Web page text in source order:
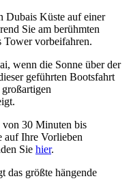
Dubais Küste auf einer
Sie am berühmten
Tower vorbeifahren.
wenn die Sonne über der
geführten Bootsfahrt
von 30 Minuten bis
auf Ihre Vorlieben
Sie hier.
das größte hängende